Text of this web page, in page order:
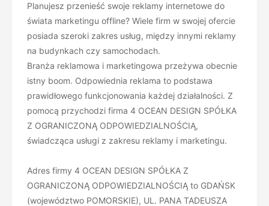
Planujesz przenieść swoje reklamy internetowe do
świata marketingu offline? Wiele firm w swojej ofercie
posiada szeroki zakres usług, między innymi reklamy
na budynkach czy samochodach.
Branża reklamowa i marketingowa przeżywa obecnie
istny boom. Odpowiednia reklama to podstawa
prawidłowego funkcjonowania każdej działalności. Z
pomocą przychodzi firma 4 OCEAN DESIGN SPÓŁKA
Z OGRANICZONĄ ODPOWIEDZIALNOŚCIĄ,
świadcząca usługi z zakresu reklamy i marketingu.
Adres firmy 4 OCEAN DESIGN SPÓŁKA Z
OGRANICZONĄ ODPOWIEDZIALNOŚCIĄ to GDAŃSK
(województwo POMORSKIE), UL. PANA TADEUSZA